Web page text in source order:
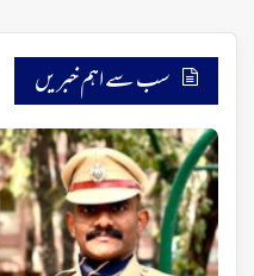
سب سے اہم خبریں